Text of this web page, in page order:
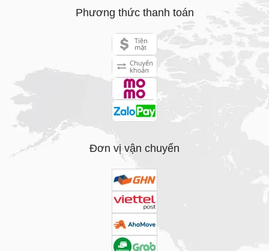
Phương thức thanh toán
Đơn vị vận chuyển